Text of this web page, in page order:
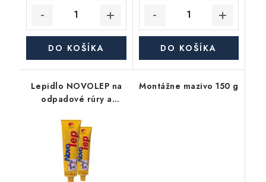
DO KOŠÍKA DO KOŠÍKA
Lepidlo NOVOLEP na
odpadové rúry a
PVC a Novodur - 130
ml
Montážne mazivo 150 g